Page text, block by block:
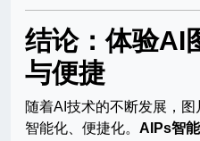
结论：体验AI
与便捷
随着AI技术的不断发展，
智能化、便捷化。 AIPs智